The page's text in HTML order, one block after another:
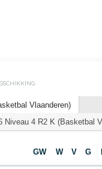
Vlaanderen)
Niveau 4 R2 K (Basketbal
GW W V G